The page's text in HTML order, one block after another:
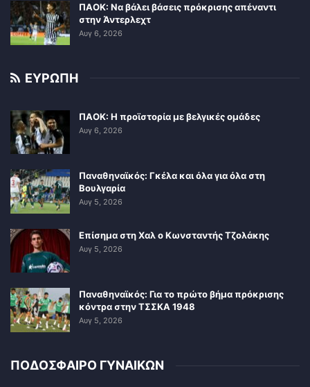
ΠΑΟΚ: Να βάλει βάσεις πρόκρισης απέναντι
στην Άντερλεχτ
Αυγ 6, 2026
ΕΥΡΩΠΗ
ΠΑΟΚ: Η προϊστορία με βελγικές ομάδες
Αυγ 6, 2026
Παναθηναϊκός: Γκέλα και όλα για όλα στη
Βουλγαρία
Αυγ 5, 2026
Επίσημα στη Χαλ ο Κωνσταντής Τζολάκης
Αυγ 5, 2026
Παναθηναϊκός: Για το πρώτο βήμα πρόκρισης
κόντρα στην ΤΣΣΚΑ 1948
Αυγ 5, 2026
ΠΟΔΟΣΦΑΙΡΟ ΓΥΝΑΙΚΩΝ